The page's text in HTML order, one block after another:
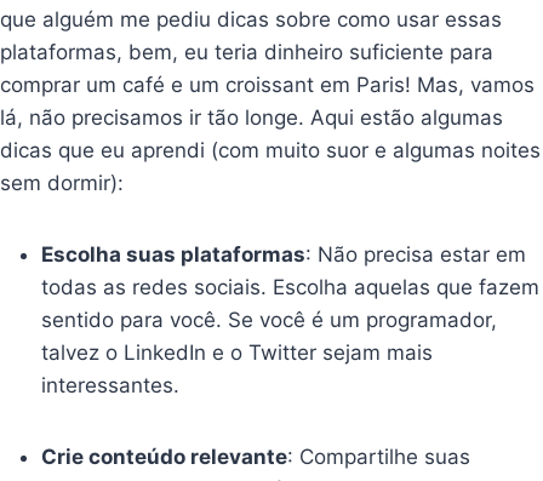
que alguém me pediu dicas sobre como usar essas
plataformas, bem, eu teria dinheiro suficiente para
comprar um café e um croissant em Paris! Mas, vamos
lá, não precisamos ir tão longe. Aqui estão algumas
dicas que eu aprendi (com muito suor e algumas noites
sem dormir):
Escolha suas plataformas: Não precisa estar em
todas as redes sociais. Escolha aquelas que fazem
sentido para você. Se você é um programador,
talvez o LinkedIn e o Twitter sejam mais
interessantes.
Crie conteúdo relevante: Compartilhe suas